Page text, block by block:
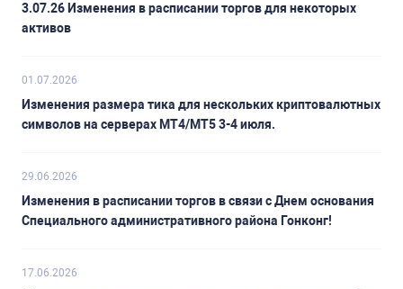
3.07.26 Изменения в расписании торгов для некоторых
активов
01.07.2026
Изменения размера тика для нескольких криптовалютных
символов на серверах MT4/MT5 3-4 июля.
29.06.2026
Изменения в расписании торгов в связи с Днем основания
Специального административного района Гонконг!
17.06.2026